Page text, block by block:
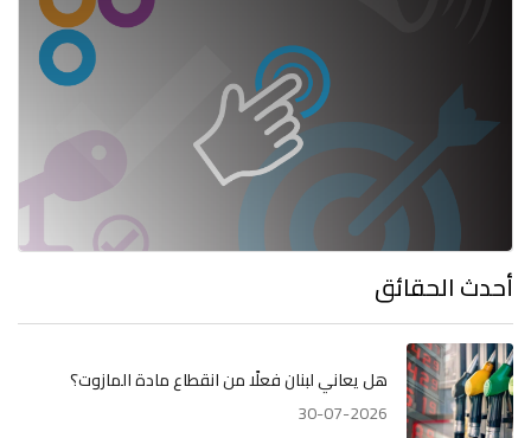
أحدث الحقائق
هل يعاني لبنان فعلًا من انقطاع مادة المازوت؟
30-07-2026